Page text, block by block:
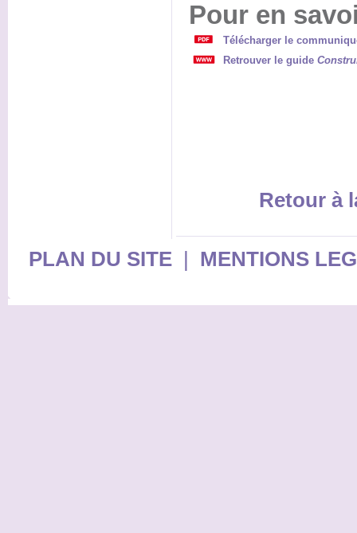
Pour en
Télécharger le
Retrouver le guide
Retour à
PLAN DU SITE| MENTIONS